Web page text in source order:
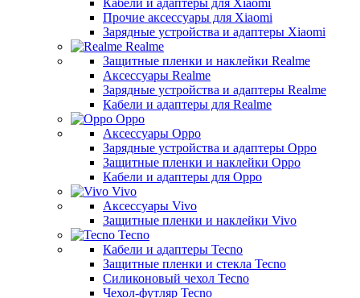
Кабели и адаптеры для Xiaomi
Прочие аксессуары для Xiaomi
Зарядные устройства и адаптеры Xiaomi
Realme
Защитные пленки и наклейки Realme
Аксессуары Realme
Зарядные устройства и адаптеры Realme
Кабели и адаптеры для Realme
Oppo
Аксессуары Oppo
Зарядные устройства и адаптеры Oppo
Защитные пленки и наклейки Oppo
Кабели и адаптеры для Oppo
Vivo
Аксессуары Vivo
Защитные пленки и наклейки Vivo
Tecno
Кабели и адаптеры Tecno
Защитные пленки и стекла Tecno
Силиконовый чехол Tecno
Чехол-футляр Tecno